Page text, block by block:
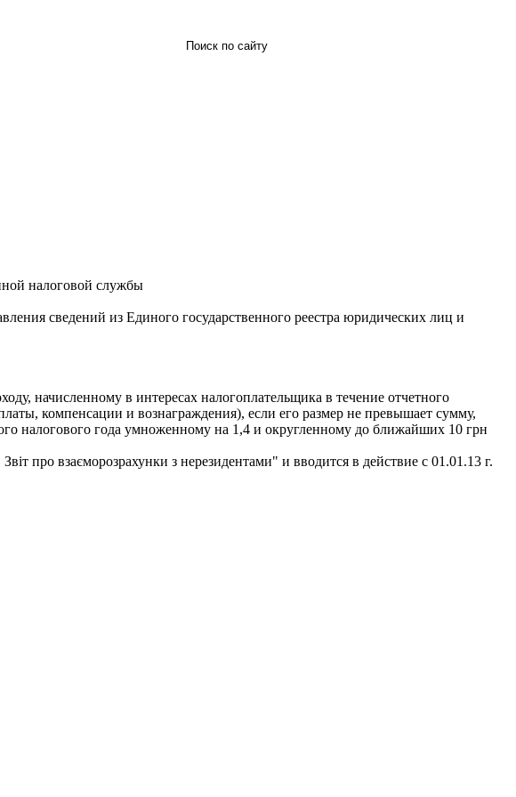
налоговой службы
сведений из Единого государственного реестра юридических лиц и
начисленному в интересах налогоплательщика в течение отчетного
компенсации и вознаграждения), если его размер не превышает сумму,
налогового года умноженному на 1,4 и округленному до ближайших 10 грн
про взаєморозрахунки з нерезидентами" и вводится в действие с 01.01.13 г.